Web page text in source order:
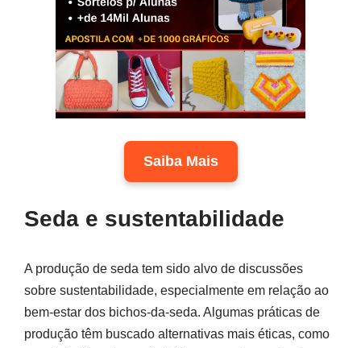
Saiba Mais
Seda e sustentabilidade
A produção de seda tem sido alvo de discussões
sobre sustentabilidade, especialmente em relação ao
bem-estar dos bichos-da-seda. Algumas práticas de
produção têm buscado alternativas mais éticas, como